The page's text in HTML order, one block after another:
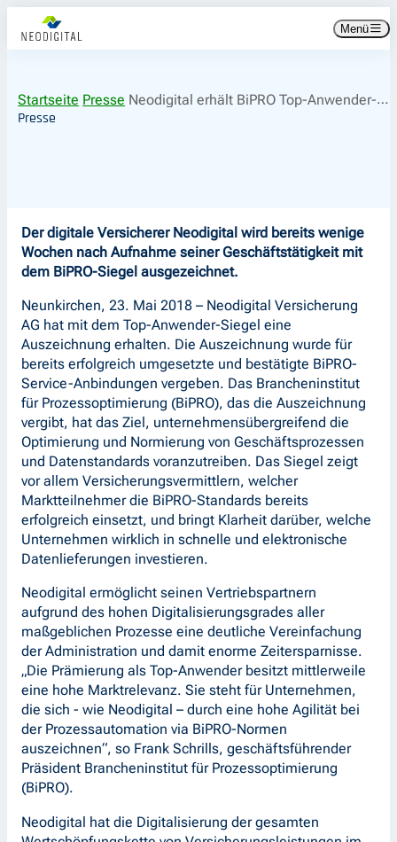
Zum
Inhalt
Zur
Hauptnavigation
Menü
Startseite Presse Neodigital erhält BiPRO Top-Anwender-Siegel
Presse
Der digitale Versicherer Neodigital wird bereits wenige
Wochen nach Aufnahme seiner Geschäftstätigkeit mit
dem BiPRO-Siegel ausgezeichnet.
Neunkirchen, 23. Mai 2018 – Neodigital Versicherung
AG hat mit dem Top-Anwender-Siegel eine
Auszeichnung erhalten. Die Auszeichnung wurde für
bereits erfolgreich umgesetzte und bestätigte BiPRO-
Service-Anbindungen vergeben. Das Brancheninstitut
für Prozessoptimierung (BiPRO), das die Auszeichnung
vergibt, hat das Ziel, unternehmensübergreifend die
Optimierung und Normierung von Geschäftsprozessen
und Datenstandards voranzutreiben. Das Siegel zeigt
vor allem Versicherungsvermittlern, welcher
Marktteilnehmer die BiPRO-Standards bereits
erfolgreich einsetzt, und bringt Klarheit darüber, welche
Unternehmen wirklich in schnelle und elektronische
Datenlieferungen investieren.
Neodigital ermöglicht seinen Vertriebspartnern
aufgrund des hohen Digitalisierungsgrades aller
maßgeblichen Prozesse eine deutliche Vereinfachung
der Administration und damit enorme Zeitersparnisse.
„Die Prämierung als Top-Anwender besitzt mittlerweile
eine hohe Marktrelevanz. Sie steht für Unternehmen,
die sich - wie Neodigital – durch eine hohe Agilität bei
der Prozessautomation via BiPRO-Normen
auszeichnen“, so Frank Schrills, geschäftsführender
Präsident Brancheninstitut für Prozessoptimierung
(BiPRO).
Neodigital hat die Digitalisierung der gesamten